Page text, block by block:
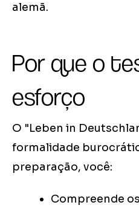
alemã.
Por que o
esforço
O "Leben in
formalidade
preparação, você:
Compreende